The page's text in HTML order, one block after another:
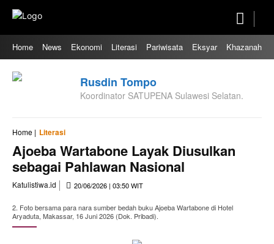
Home News Ekonomi Literasi Pariwisata Eksyar Khazanah
Rusdin Tompo
Koordinator SATUPENA Sulawesi Selatan.
Home | Literasi
Ajoeba Wartabone Layak Diusulkan
sebagai Pahlawan Nasional
Katulistiwa.id 20/06/2026 | 03:50 WIT
2. Foto bersama para nara sumber bedah buku Ajoeba Wartabone di Hotel
Aryaduta, Makassar, 16 Juni 2026 (Dok. Pribadi).